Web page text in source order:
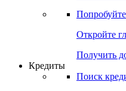
Попробуйте
Откройте
Получить
Кредиты
Поиск